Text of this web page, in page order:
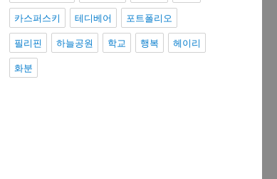
카스퍼스키 테디베어 포트폴리오
필리핀 하늘공원 학교 행복 헤이리
화분